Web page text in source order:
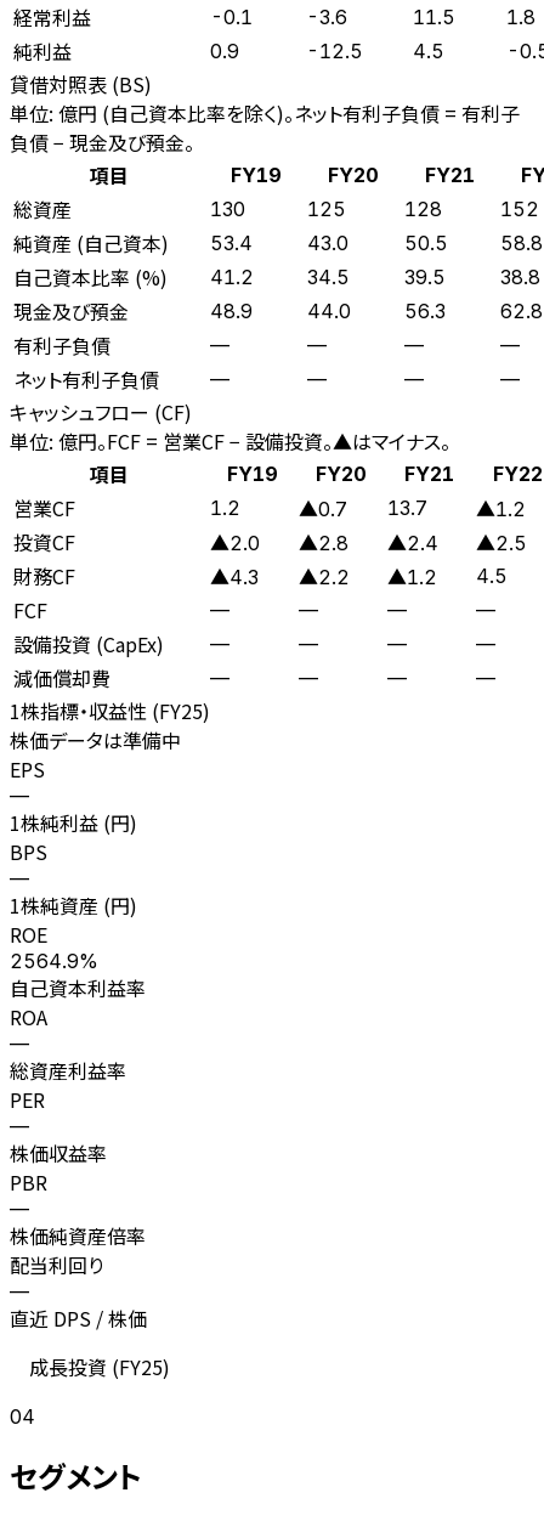
経常利益 -0.1 -3.6 11.5 1.8
純利益 0.9 -12.5 4.5 -
貸借対照表 (BS)
単位: 億円 (自己資本比率を除く)。ネット有利子負債 = 有利子
負債 − 現金及び預金。
項目
FY19 FY20 FY21
総資産 130 125 128 152
純資産 (自己資本) 53.4 43.0 50.5 58.8
自己資本比率 (%) 41.2 34.5 39.5 38.8
現金及び預金 48.9 44.0 56.3 62.8
有利子負債 — — — —
ネット有利子負債 — — — —
キャッシュフロー (CF)
単位: 億円。FCF = 営業CF − 設備投資。▲はマイナス。
項目
FY19 FY20 FY21 FY22
営業CF 1.2 ▲0.7 13.7 ▲1.2
投資CF ▲2.0 ▲2.8 ▲2.4 ▲2.5
財務CF ▲4.3 ▲2.2 ▲1.2 4.5
FCF — — — —
設備投資 (CapEx) — — — —
減価償却費 — — — —
1株指標・収益性 (FY25)
株価データは準備中
EPS
—
1株純利益 (円)
BPS
—
1株純資産 (円)
ROE
2564.9%
自己資本利益率
ROA
—
総資産利益率
PER
—
株価収益率
PBR
—
株価純資産倍率
配当利回り
—
直近 DPS / 株価
成長投資 (FY25)
04
セグメント